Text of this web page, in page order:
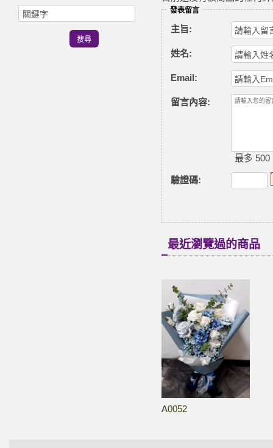
發表留言
主旨:
姓名:
Email:
留言內容:
最多 500
驗證碼:
最近瀏覽過的商品
A0052